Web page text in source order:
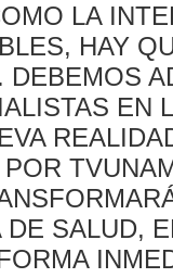
LA
HAY
DEBEMOS
EN
SALUD,